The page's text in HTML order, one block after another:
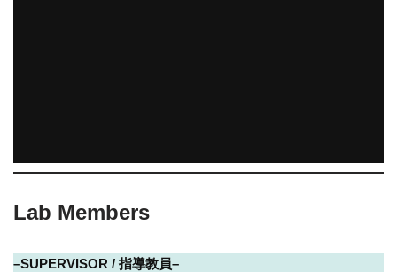
Lab Members
–SUPERVISOR / 指導教員–